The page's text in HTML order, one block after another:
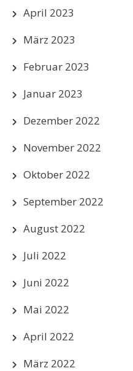
April 2023
März 2023
Februar 2023
Januar 2023
Dezember 2022
November 2022
Oktober 2022
September 2022
August 2022
Juli 2022
Juni 2022
Mai 2022
April 2022
März 2022